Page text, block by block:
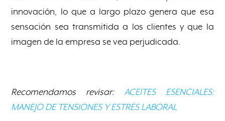
innovación, lo que a largo plazo genera que esa
sensación sea transmitida a los clientes y que la
imagen de la empresa se vea perjudicada.
Recomendamos revisar: ACEITES ESENCIALES:
MANEJO DE TENSIONES Y ESTRÉS LABORAL